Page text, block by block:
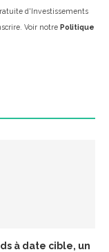
d'Investissements
Voir notre Politique
à date cible, un